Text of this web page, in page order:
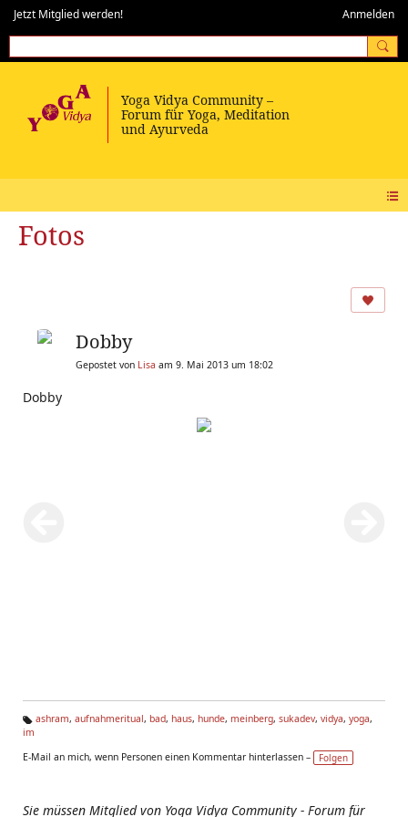
Jetzt Mitglied werden! Anmelden
Fotos
Dobby
Gepostet von Lisa am 9. Mai 2013 um 18:02
Dobby
Ta
s:
ashram, aufnahmeritual, bad, haus, hunde, meinberg, sukadev, vidya, yoga,
im
E-Mail an mich, wenn Personen einen Kommentar hinterlassen –
Folgen
Sie müssen Mitglied von Yoga Vidya Community - Forum für